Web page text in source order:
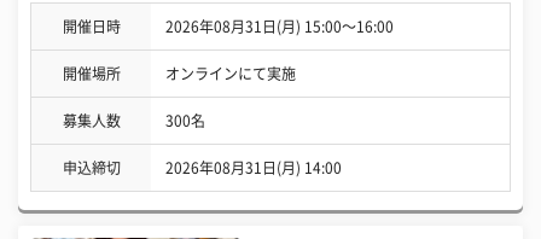
開催日時 2026年08月31日(月) 15:00〜16:00
開催場所 オンラインにて実施
募集人数 300名
申込締切 2026年08月31日(月) 14:00